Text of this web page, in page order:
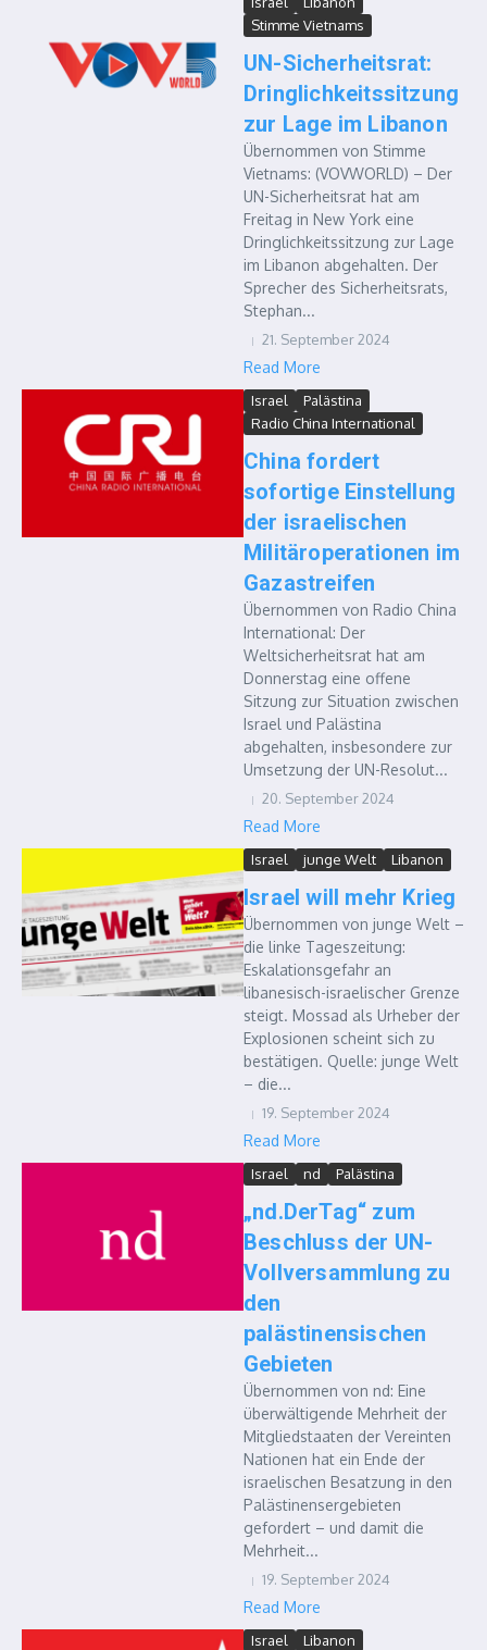
Stimme Vietnams
UN-Sicherheitsrat:
Dringlichkeitssitzung
zur Lage im Libanon
Übernommen von Stimme
Vietnams: (VOVWORLD) – Der
UN-Sicherheitsrat hat am
Freitag in New York eine
Dringlichkeitssitzung zur Lage
im Libanon abgehalten. Der
Sprecher des Sicherheitsrats,
Stephan...
21. September 2024
Read More
Israel
Palästina
Radio China International
China fordert
sofortige Einstellung
der israelischen
Militäroperationen im
Gazastreifen
Übernommen von Radio China
International: Der
Weltsicherheitsrat hat am
Donnerstag eine offene
Sitzung zur Situation zwischen
Israel und Palästina
abgehalten, insbesondere zur
Umsetzung der UN-Resolut...
20. September 2024
Read More
Israel junge Welt Libanon
Israel will mehr Krieg
Übernommen von junge Welt –
die linke Tageszeitung:
Eskalationsgefahr an
libanesisch-israelischer Grenze
steigt. Mossad als Urheber der
Explosionen scheint sich zu
bestätigen. Quelle: junge Welt
– die...
19. September 2024
Read More
Israel nd Palästina
„nd.DerTag“ zum
Beschluss der UN-
Vollversammlung zu
den
palästinensischen
Gebieten
Übernommen von nd: Eine
überwältigende Mehrheit der
Mitgliedstaaten der Vereinten
Nationen hat ein Ende der
israelischen Besatzung in den
Palästinensergebieten
gefordert – und damit die
Mehrheit...
19. September 2024
Read More
Israel
Libanon